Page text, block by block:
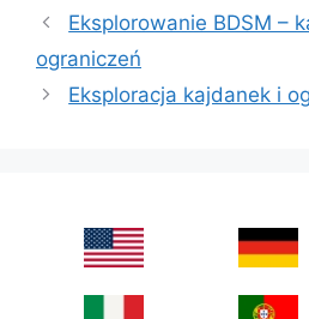
Eksplorowanie BDSM –
ograniczeń
Eksploracja kajdanek i